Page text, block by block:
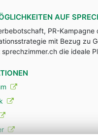
AUF
PR-Kampagne
mit Bezug zu
die ideale